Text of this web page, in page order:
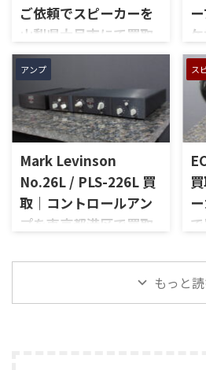
ノ入力、スピーカー出力、Pre
Out、Main Amp入力、外観コ
付属品の有無を確認しながら
査定いたしました。 買取商
品：SANSUI AU-D907 LIMITED
メーカー：SANSUI / 山水 / ...
切
ト
外
な
ー
ご依頼でスピーカーを
山梨県大月市にて買取
しました
山梨県大月市で、生前整理に伴
いJBLの大型スピーカー「C50
OLYMPUS S7R」を出張買取さ
せていただきました。今回の
お品物は、長年大切に音楽を
楽しまれてきたご本人様より、
オーディオ機器の整理を進めた
いとのご相談をいただいたも
のです。 JBL C50 OLYMPUS
S7Rは、Olympus専用エンクロ
PR15パッシブラジエーター、
LE85ドライバー、HL91ホー
た
長
買
今
様
ィ
ご
前
ロ
や
アンプ
Mark Levinson
No.26L / PLS-226L 買
取｜コントロールアン
プを東京都港区で買取
「No.26L / PLS-226L」を出張
ス
ル
「
もっと